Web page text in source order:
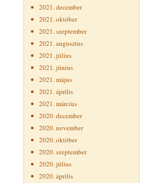
2021. december
2021. október
2021. szeptember
2021. augusztus
2021. július
2021. június
2021. május
2021. április
2021. március
2020. december
2020. november
2020. október
2020. szeptember
2020. július
2020. április